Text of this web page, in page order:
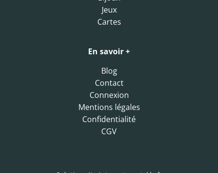
Jeux
Cartes
En savoir +
Blog
Contact
Connexion
Mentions légales
Confidentialité
CGV